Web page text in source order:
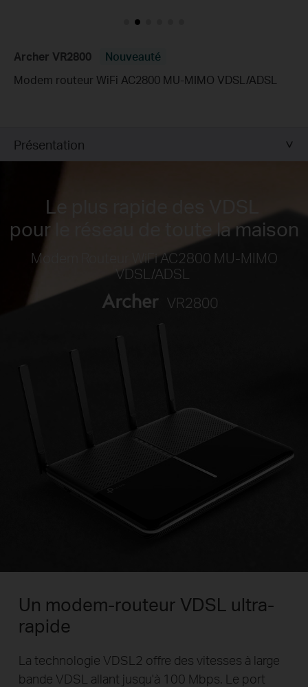
Archer VR2800
Nouveauté
Modem routeur WiFi AC2800 MU-MIMO VDSL/ADSL
Présentation
Le plus rapide des VDSL
pour le réseau de toute la maison
Modem Routeur WiFi AC2800 MU-MIMO
VDSL/ADSL
Un modem-routeur VDSL ultra-
rapide
La technologie VDSL2 offre des vitesses à large
bande VDSL allant jusqu'à 100 Mbps.
Le port